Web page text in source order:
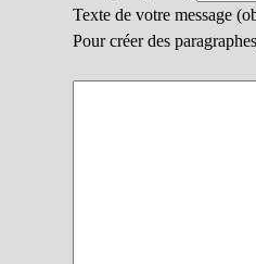
Texte de votre message
Pour créer des